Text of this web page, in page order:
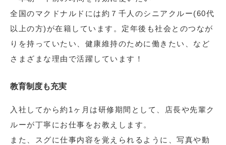
全国のマクドナルドには約７千人のシニアクルー(60代
以上の方)が在籍しています。定年後も社会とのつなが
りを持っていたい、健康維持のために働きたい、など
さまざまな理由で活躍しています！
教育制度も充実
入社してから約1ヶ月は研修期間として、店長や先輩ク
ルーが丁寧にお仕事をお教えします。
また、スグに仕事内容を覚えられるように、写真や動